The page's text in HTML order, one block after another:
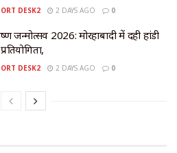
DESK2 2 DAYS AGO 0
जन्मोत्सव 2026: मोरहाबादी में दही हांडी
DESK2 2 DAYS AGO 0